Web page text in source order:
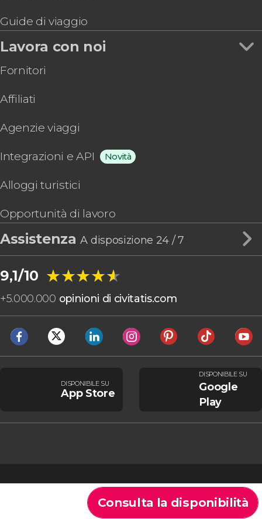
Consulta la disponibilità
Guide di viaggio
Lavora con noi
Fornitori
Affiliati
Agenzie viaggi
Integrazioni e API Novità
Alloggi turistici
Opportunità di lavoro
AssistenzaA disposizione 24 / 7
9,1/10 ★★★★★
★★★★★
+5.000.000 opinioni di civitatis.com
DISPONIBILE SU
App Store
DISPONIBILE SU
Google
Play
Condizioni generali Avviso legale Informativa sulla privacy Cookie